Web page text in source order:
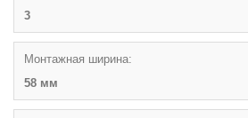
3
Монтажная ширина:
58 мм